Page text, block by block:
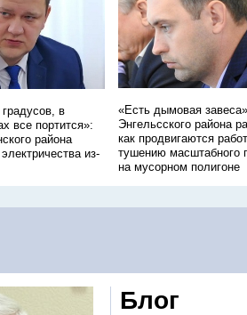
в
все портится»:
района
из-
«Есть дымовая
Энгельсского района
как продвигаются
тушению масштабного
на мусорном полигоне
Блог